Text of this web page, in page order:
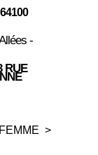
-
RUE
>